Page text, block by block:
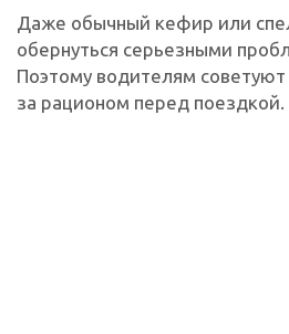
Даже обычный кефир или
обернуться серьезными
Поэтому водителям
за рационом перед поездкой.